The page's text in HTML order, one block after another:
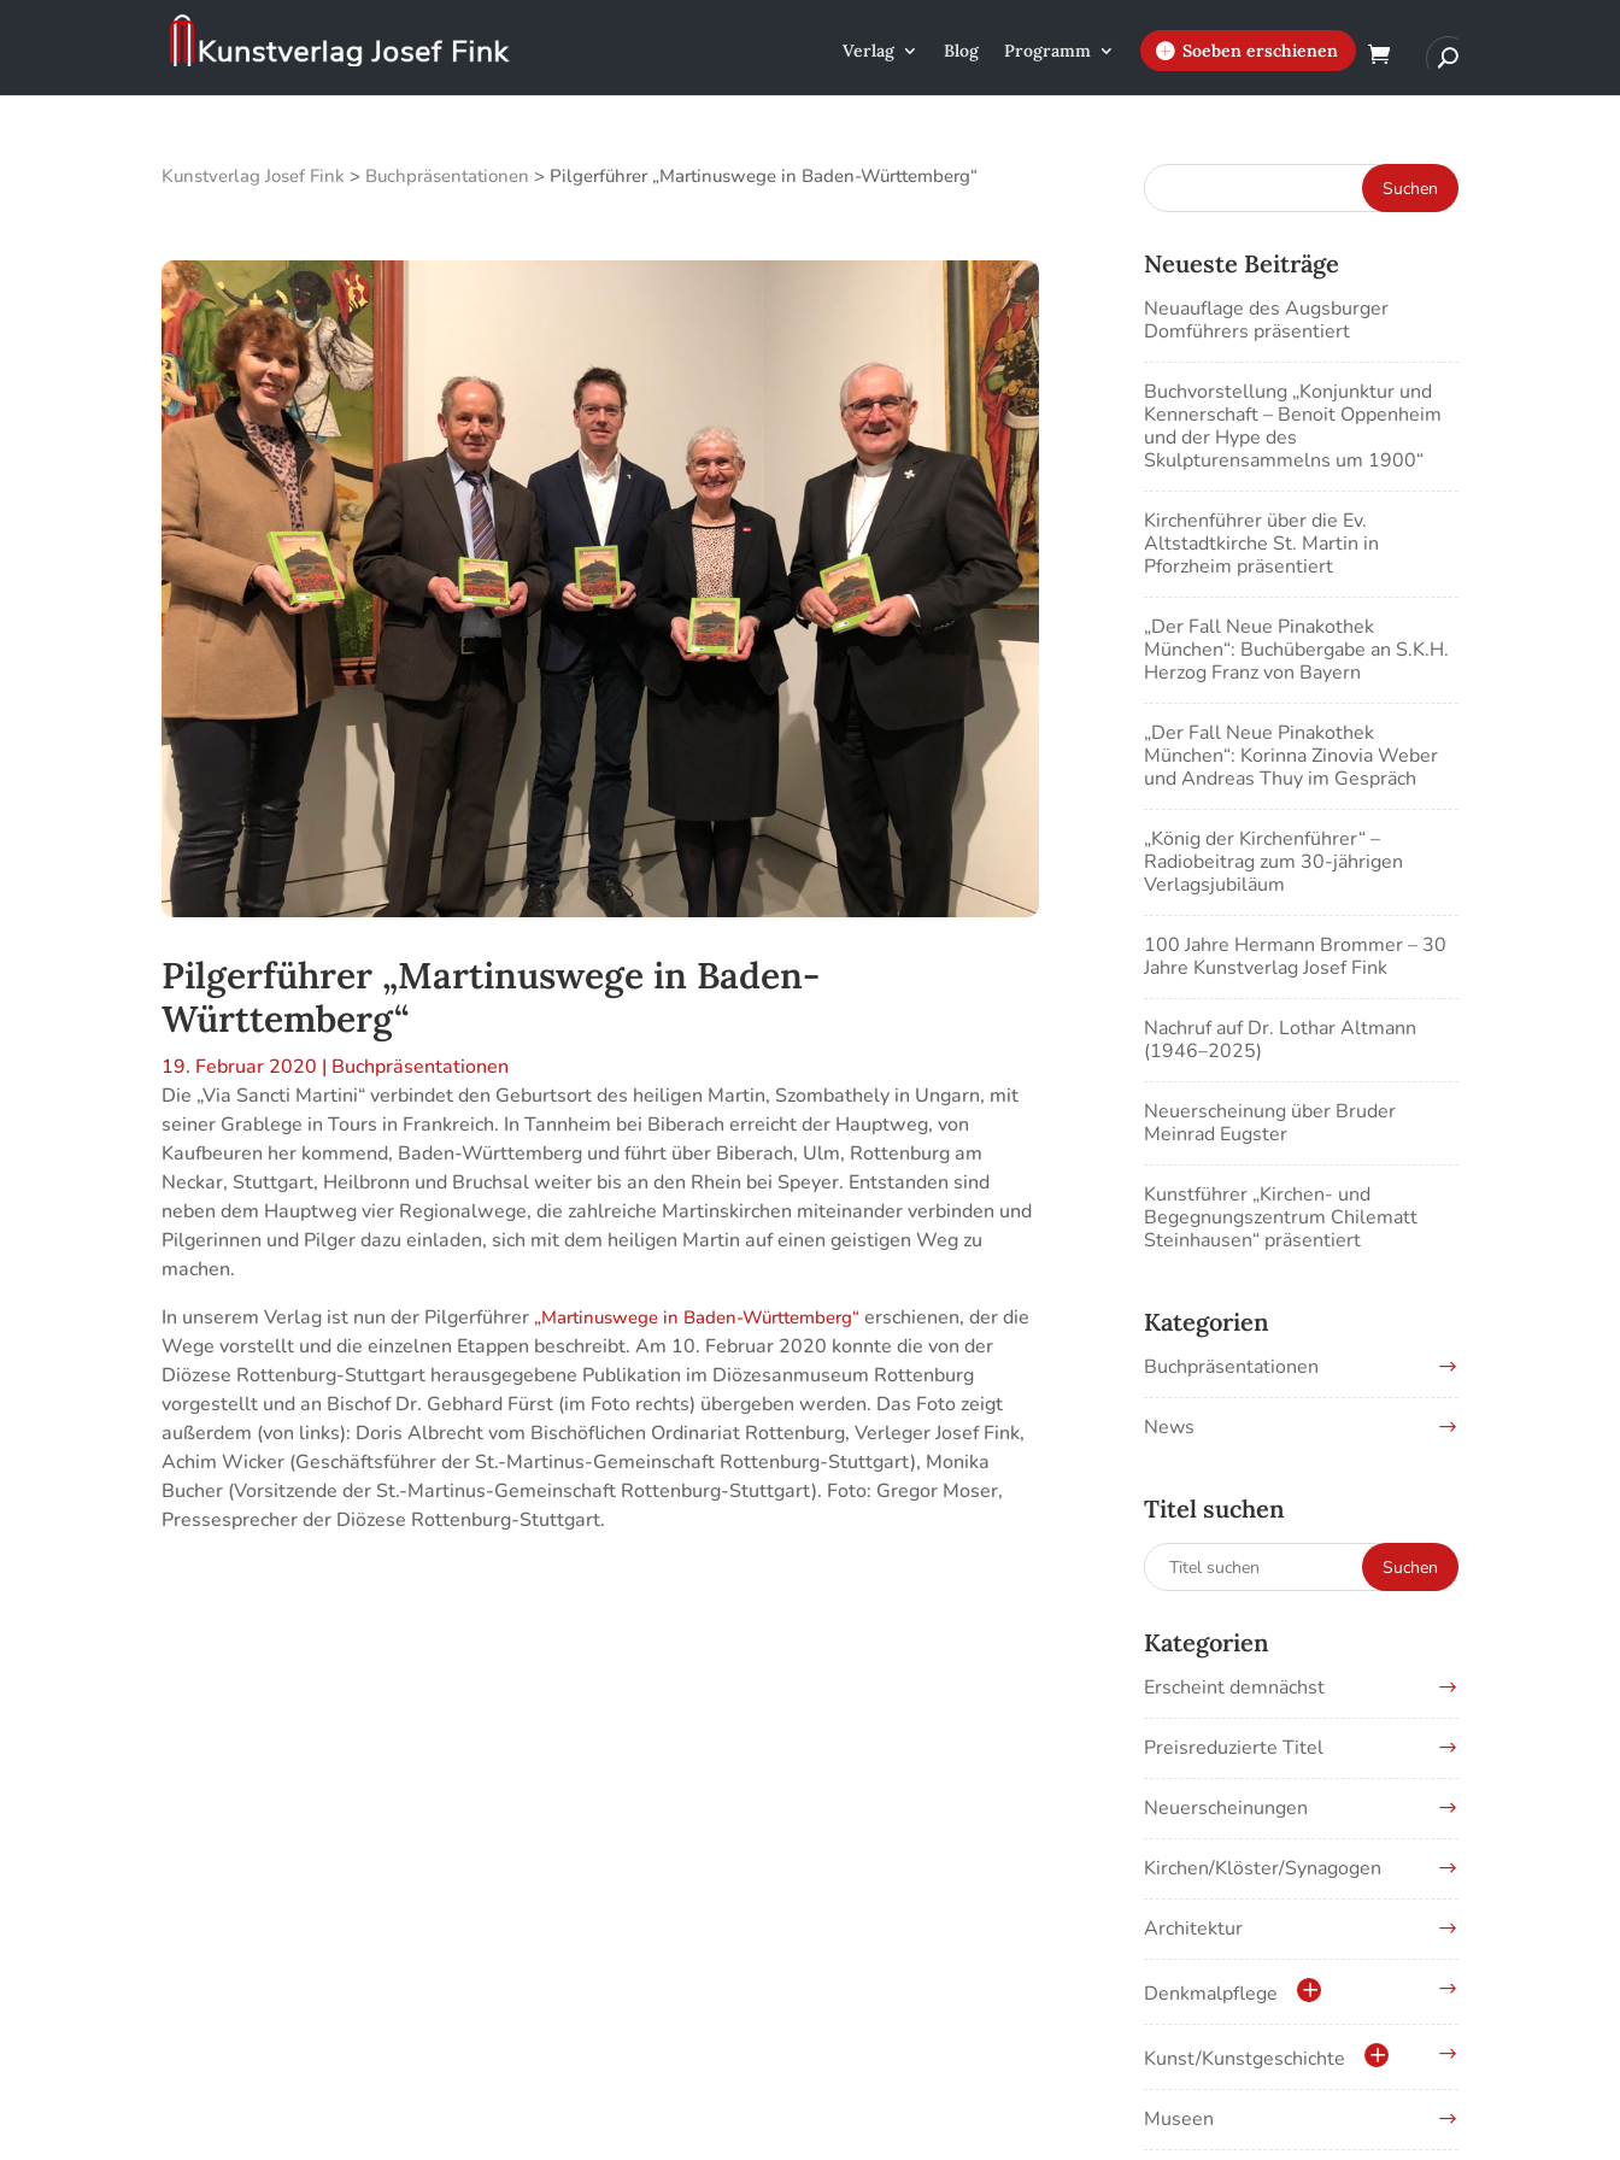
Verlag Blog Programm Soeben erschienen
Kunstverlag Josef Fink > Buchpräsentationen > Pilgerführer „Martinuswege in Baden-Württemberg“
Pilgerführer „Martinuswege in Baden-
Württemberg“
19. Februar 2020 | Buchpräsentationen
Die „Via Sancti Martini“ verbindet den Geburtsort des heiligen Martin, Szombathely in Ungarn, mit
seiner Grablege in Tours in Frankreich. In Tannheim bei Biberach erreicht der Hauptweg, von
Kaufbeuren her kommend, Baden-Württemberg und führt über Biberach, Ulm, Rottenburg am
Neckar, Stuttgart, Heilbronn und Bruchsal weiter bis an den Rhein bei Speyer. Entstanden sind
neben dem Hauptweg vier Regionalwege, die zahlreiche Martinskirchen miteinander verbinden und
Pilgerinnen und Pilger dazu einladen, sich mit dem heiligen Martin auf einen geistigen Weg zu
machen.
In unserem Verlag ist nun der Pilgerführer „Martinuswege in Baden-Württemberg“ erschienen, der die
Wege vorstellt und die einzelnen Etappen beschreibt. Am 10. Februar 2020 konnte die von der
Diözese Rottenburg-Stuttgart herausgegebene Publikation im Diözesanmuseum Rottenburg
vorgestellt und an Bischof Dr. Gebhard Fürst (im Foto rechts) übergeben werden. Das Foto zeigt
außerdem (von links): Doris Albrecht vom Bischöflichen Ordinariat Rottenburg, Verleger Josef Fink,
Achim Wicker (Geschäftsführer der St.-Martinus-Gemeinschaft Rottenburg-Stuttgart), Monika
Bucher (Vorsitzende der St.-Martinus-Gemeinschaft Rottenburg-Stuttgart). Foto: Gregor Moser,
Pressesprecher der Diözese Rottenburg-Stuttgart.
Neueste Beiträge
Neuauflage des Augsburger
Domführers präsentiert
Buchvorstellung „Konjunktur und
Kennerschaft – Benoit Oppenheim
und der Hype des
Skulpturensammelns um 1900“
Kirchenführer über die Ev.
Altstadtkirche St. Martin in
Pforzheim präsentiert
„Der Fall Neue Pinakothek
München“: Buchübergabe an S.K.H.
Herzog Franz von Bayern
„Der Fall Neue Pinakothek
München“: Korinna Zinovia Weber
und Andreas Thuy im Gespräch
„König der Kirchenführer“ –
Radiobeitrag zum 30-jährigen
Verlagsjubiläum
100 Jahre Hermann Brommer – 30
Jahre Kunstverlag Josef Fink
Nachruf auf Dr. Lothar Altmann
(1946–2025)
Neuerscheinung über Bruder
Meinrad Eugster
Kunstführer „Kirchen- und
Begegnungszentrum Chilematt
Steinhausen“ präsentiert
Kategorien
Buchpräsentationen
News
Titel suchen
Suchen
nach:
Suchen
Kategorien
Erscheint demnächst
Preisreduzierte Titel
Neuerscheinungen
Kirchen/Klöster/Synagogen
Architektur
Denkmalpflege
Kulturdenkmale in Baden-
Württemberg
Kunst/Kunstgeschichte
Antike/Mittelalter
Museen